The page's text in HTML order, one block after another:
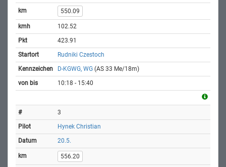
550.09
102.52
423.91
Rudniki Czestoch
D-KGWG, WG (AS 33 Me/18m)
10:18 - 15:40
3
Hynek Christian
20.5.
556.20